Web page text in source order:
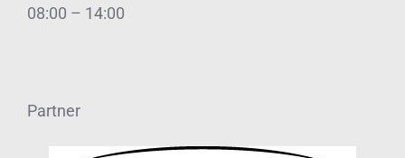
08:00 – 14:00
Partner